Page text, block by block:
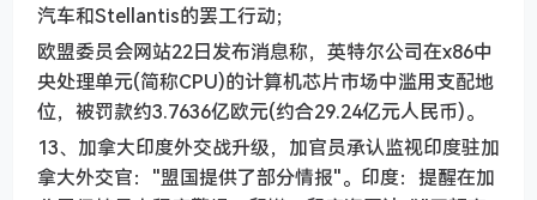
汽车和Stellantis的罢工行动；
欧盟委员会网站22日发布消息称，英特尔公司在x86中
央处理单元(简称CPU)的计算机芯片市场中滥用支配地
位，被罚款约3.7636亿欧元(约合29.24亿元人民币)。
13、加拿大印度外交战升级，加官员承认监视印度驻加
拿大外交官："盟国提供了部分情报"。印度：提醒在加